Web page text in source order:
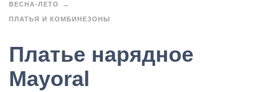
ВЕСНА-ЛЕТО
ПЛАТЬЯ И КОМБИНЕЗОНЫ
Платье нарядное
Mayoral